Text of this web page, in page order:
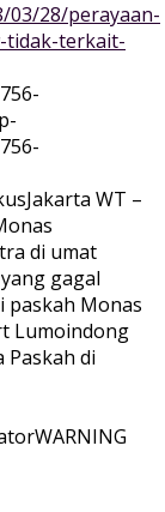
03/28/perayaan-
tidak-terkait-
Jakarta WT –
di umat
gagal
paskah Monas
Lumoindong
Paskah di
WARNING